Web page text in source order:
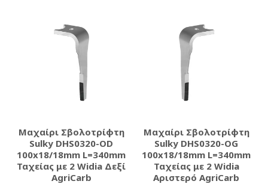
Μαχαίρι Σβολοτρίφτη
Sulky DHS0320-OD
100x18/18mm L=340mm
Ταχείας με 2 Widia Δεξί
AgriCarb
Μαχαίρι Σβολοτρίφτη
Sulky DHS0320-OG
100x18/18mm L=340mm
Ταχείας με 2 Widia
Αριστερό AgriCarb